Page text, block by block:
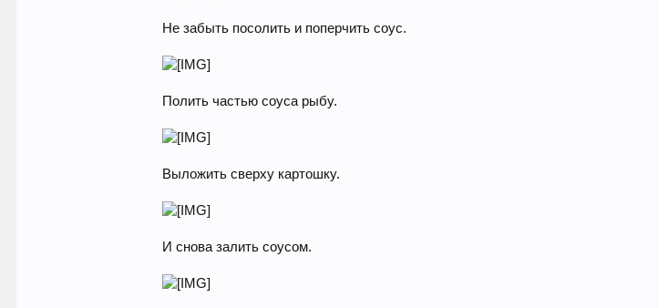
Не забыть посолить и поперчить соус.
Полить частью соуса рыбу.
Выложить сверху картошку.
И снова залить соусом.